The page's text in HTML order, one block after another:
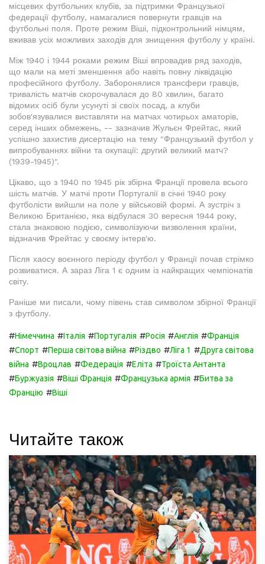
місцевих футбольних клубів, за підтримки Французької
федерації футболу, намагалися повернути гравців на
футбольні поля. Проте режим Віші, підконтрольний німцям,
вживав усіх можливих заходів для знищення футболу у країні.
Між 1940 і 1944 роками режим Віші впровадив ряд заходів,
що мали на меті зменшення або навіть повну ліквідацію
професійного футболу. Заборонялися трансфери гравців,
тривалість матчів скорочувалася до 80 хвилин, багато
відомих осіб були усунуті зі своїх посад, а клуби
зобов'язувалися виставляти на матчах чотирьох аматорів,
серед інших обмежень, -- зазначив Жульєн Фрейтас, який
успішно захистив дисертацію на тему "Французький футбол у
випробуваннях війни та окупації: другий великий матч?
(1939-1945)".
Цікаво, що з 1940 по 1945 рік збірна Франції провела всього
шість матчів. У матчі проти Португалії в січні 1940 року
футболісти вийшли на поле у військовій формі. А зустріч з
Великою Британією, яка відбулася 30 вересня 1944 року,
стала знаковою подією, символізуючи визволення країни,
відзначив Фрейтас у своєму інтерв'ю.
Після хаосу воєнного періоду футбол у Франції почав стрімко
розвиватися. А зараз Ліга 1 є одним із найкращих чемпіонатів
світу.
Раніше ми писали, чому півень став символом збірної Франції
з футболу.
#Німеччина #Італія #Португалія #Росія #Англія #Франція
#Спорт #Перша світова війна #Різдво #Ліга 1 #Друга світова
війна #Вроцлав #Федерація #Еліта #Троїста Антанта
#Буржуазія #Віші Франція #Французька армія #Битва за
Францію #Віші
Читайте також